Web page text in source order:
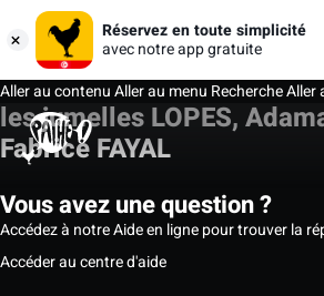
Réservez en toute simplicité
avec notre app gratuite
Aller au contenuAller au menu RechercheAller
les jumelles LOPES,
Fabrice FAYAL
Vous avez une question ?
Accédez à notre Aide en ligne pour trouver la
Accéder au centre d'aide